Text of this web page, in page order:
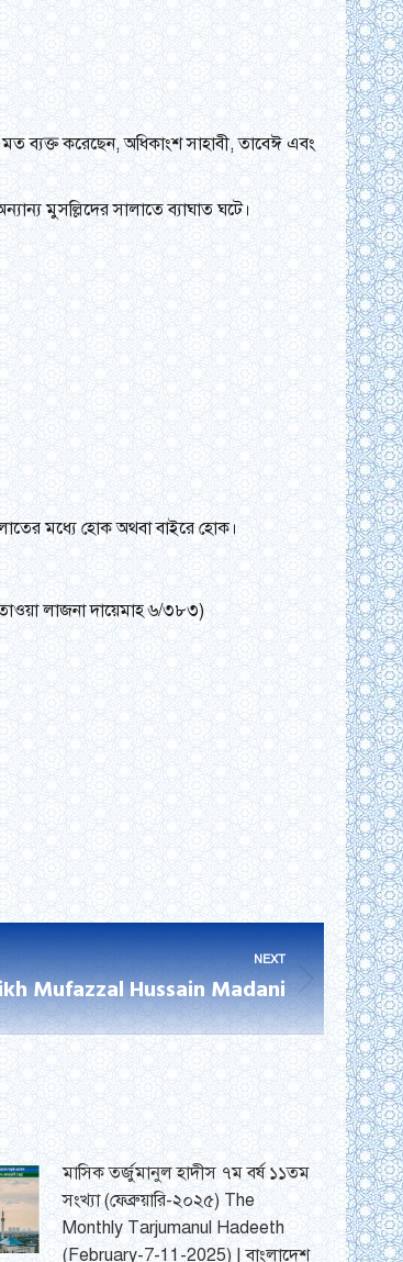
ব্যক্ত করেছেন, অধিকাংশ সাহাবী, তাবেঈ এবং
মুসল্লিদের সালাতে ব্যাঘাত ঘটে।
মধ্যে হোক অথবা বাইরে হোক।
লাজনা দায়েমাহ ৬/৩৮৩)
NEXT
Mufazzal Hussain Madani
মাসিক তর্জুমানুল হাদীস ৭ম বর্ষ ১১তম
সংখ্যা (ফেব্রুয়ারি-২০২৫) The
Monthly Tarjumanul Hadeeth
(February-7-11-2025) | বাংলাদেশ